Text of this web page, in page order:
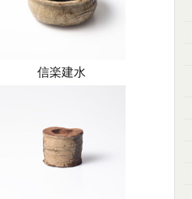
信楽建水